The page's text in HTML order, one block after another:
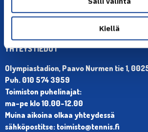
Kiellä
YHTEYSTIEDOT
Olympiastadion, Paavo Nurmen tie 1,
Puh. 010 574 3959
Toimiston puhelinajat:
ma-pe klo 10.00-12.00
Muina aikoina olkaa yhteydessä
sähköpostitse: toimisto@tennis.fi